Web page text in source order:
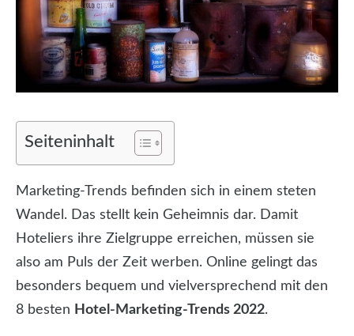
Seiteninhalt
Marketing-Trends befinden sich in einem steten
Wandel. Das stellt kein Geheimnis dar. Damit
Hoteliers ihre Zielgruppe erreichen, müssen sie
also am Puls der Zeit werben. Online gelingt das
besonders bequem und vielversprechend mit den
8 besten Hotel-Marketing-Trends 2022.